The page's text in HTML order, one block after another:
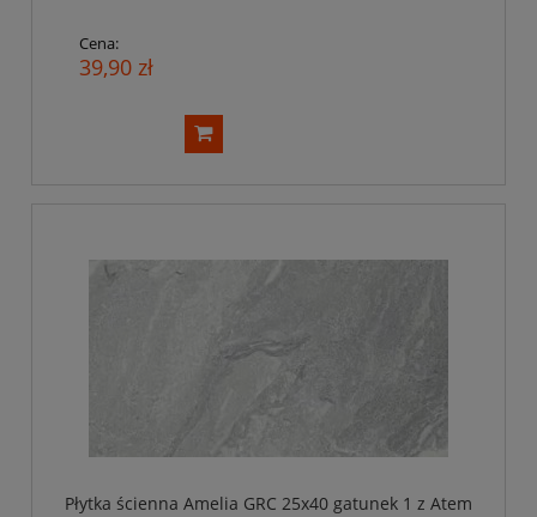
Cena:
39,90 zł
Płytka ścienna Amelia GRC 25x40 gatunek 1 z Atem